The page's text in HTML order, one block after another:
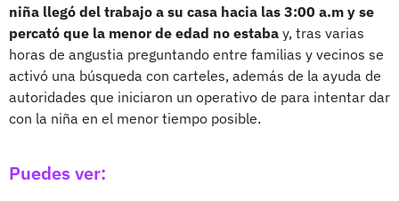
niña llegó del trabajo a su casa hacia las 3:00 a.m y se
percató que la menor de edad no estaba y, tras varias
horas de angustia preguntando entre familias y vecinos se
activó una búsqueda con carteles, además de la ayuda de
autoridades que iniciaron un operativo de para intentar dar
con la niña en el menor tiempo posible.
Puedes ver: